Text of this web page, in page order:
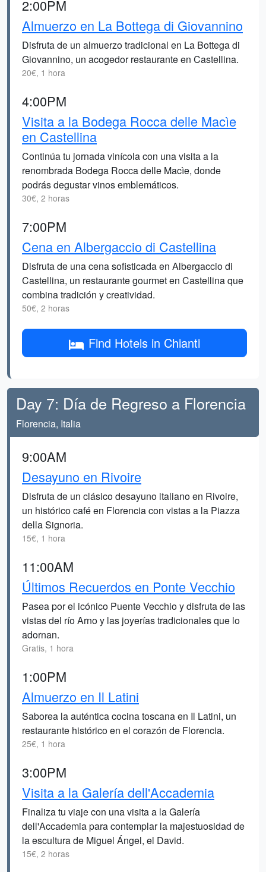
2:00PM
Almuerzo en La Bottega di Giovannino
Disfruta de un almuerzo tradicional en La Bottega di
Giovannino, un acogedor restaurante en Castellina.
20€, 1 hora
4:00PM
Visita a la Bodega Rocca delle Macìe
en Castellina
Continúa tu jornada vinícola con una visita a la
renombrada Bodega Rocca delle Macìe, donde
podrás degustar vinos emblemáticos.
30€, 2 horas
7:00PM
Cena en Albergaccio di Castellina
Disfruta de una cena sofisticada en Albergaccio di
Castellina, un restaurante gourmet en Castellina que
combina tradición y creatividad.
50€, 2 horas
Find Hotels in Chianti
Day 7: Día de Regreso a Florencia
Florencia, Italia
9:00AM
Desayuno en Rivoire
Disfruta de un clásico desayuno italiano en Rivoire,
un histórico café en Florencia con vistas a la Piazza
della Signoria.
15€, 1 hora
11:00AM
Últimos Recuerdos en Ponte Vecchio
Pasea por el icónico Puente Vecchio y disfruta de las
vistas del río Arno y las joyerías tradicionales que lo
adornan.
Gratis, 1 hora
1:00PM
Almuerzo en Il Latini
Saborea la auténtica cocina toscana en Il Latini, un
restaurante histórico en el corazón de Florencia.
25€, 1 hora
3:00PM
Visita a la Galería dell'Accademia
Finaliza tu viaje con una visita a la Galería
dell'Accademia para contemplar la majestuosidad de
la escultura de Miguel Ángel, el David.
15€, 2 horas